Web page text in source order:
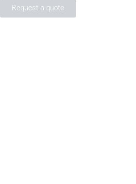
Request a quote